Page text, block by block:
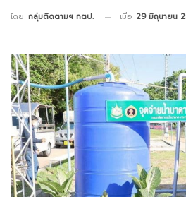
โดย กลุ่มติดตามฯ กตป. เมื่อ 29 มิถุนายน